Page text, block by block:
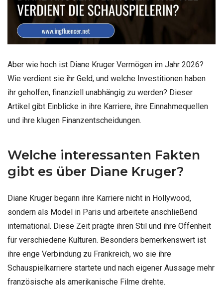
Aber wie hoch ist Diane Kruger Vermögen im Jahr 2026?
Wie verdient sie ihr Geld, und welche Investitionen haben
ihr geholfen, finanziell unabhängig zu werden? Dieser
Artikel gibt Einblicke in ihre Karriere, ihre Einnahmequellen
und ihre klugen Finanzentscheidungen.
Welche interessanten Fakten
gibt es über Diane Kruger?
Diane Kruger begann ihre Karriere nicht in Hollywood,
sondern als Model in Paris und arbeitete anschließend
international. Diese Zeit prägte ihren Stil und ihre Offenheit
für verschiedene Kulturen. Besonders bemerkenswert ist
ihre enge Verbindung zu Frankreich, wo sie ihre
Schauspielkarriere startete und nach eigener Aussage mehr
französische als amerikanische Filme drehte.